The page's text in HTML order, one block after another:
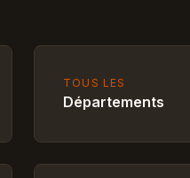
TOUS LES
Départements